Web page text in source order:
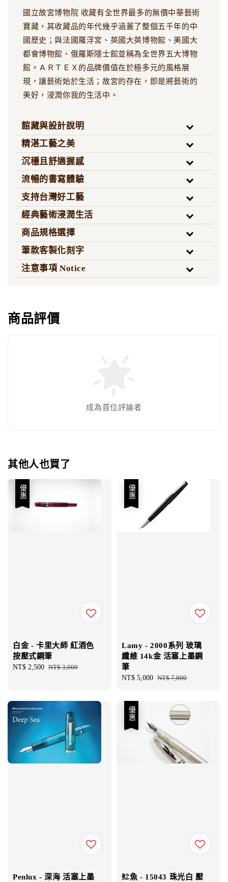
國立故宮博物院 收藏有全世界最多的無價中華藝術
寶藏，其收藏品的年代幾乎涵蓋了整個五千年的中
國歷史；與法國羅浮宮、英國大英博物館、美國大
都會博物館、俄羅斯隱士館並稱為全世界五大博物
館。ＡＲＴＥＸ的品牌價值在於極多元的風格展
現，讓藝術始於生活；故宮的存在，即是將藝術的
美好，浸潤你我的生活中。
館藏與設計說明
精湛工藝之美
沉穩且舒適握感
流暢的書寫體驗
支持台灣好工藝
經典藝術浸潤生活
商品規格選擇
筆款客製化刻字
注意事項 Notice
商品評價
成為首位評論者
其他人也買了
優惠
白金 - 卡里大師 紅酒色
按壓式鋼筆
Sale
NT$ 2,500 Regular
NT$ 3,000
優惠
Lamy - 2000系列 玻璃
纖維 14k金 活塞上墨鋼
筆
Sale
NT$ 5,000 Regular
NT$ 7,800
Penlux - 深海 活塞上墨
優惠
鯰魚 - 15043 珠光白 壓